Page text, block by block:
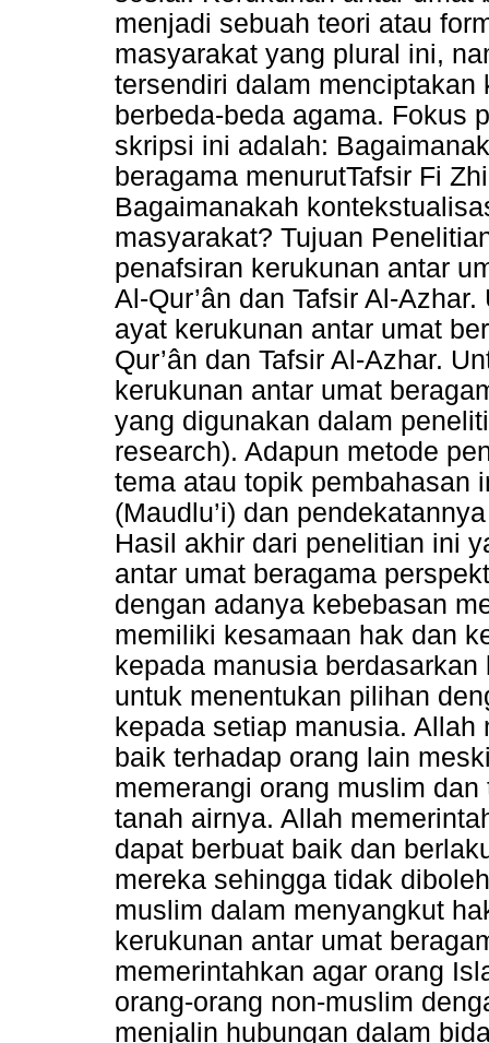
menjadi sebuah teori atau
masyarakat yang plural ini,
tersendiri dalam
berbeda-beda agama. Fokus
skripsi ini adalah:
beragama menurutTafsir Fi
Bagaimanakah
masyarakat? Tujuan
penafsiran kerukunan antar
Al-Qur’ân dan Tafsir Al-
ayat kerukunan antar umat
Qur’ân dan Tafsir Al-Azhar.
kerukunan antar umat
yang digunakan dalam
research). Adapun metode
tema atau topik pembahasan
(Maudlu’i) dan
Hasil akhir dari penelitian ini
antar umat beragama
dengan adanya kebebasan
memiliki kesamaan hak dan
kepada manusia
untuk menentukan pilihan
kepada setiap manusia.
baik terhadap orang lain
memerangi orang muslim
tanah airnya. Allah
dapat berbuat baik dan
mereka sehingga tidak
muslim dalam menyangkut
kerukunan antar umat
memerintahkan agar orang
orang-orang non-muslim
menjalin hubungan dalam